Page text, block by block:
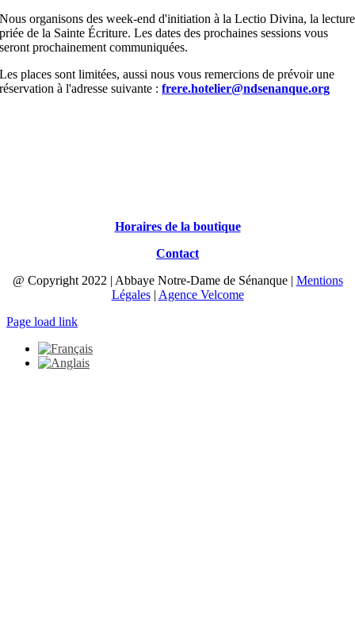
Nous organisons des week-end d'initiation à la Lectio Divina, la lecture
priée de la Sainte Écriture. Les dates des prochaines sessions vous
seront prochainement communiquées.
Les places sont limitées, aussi nous vous remercions de prévoir une
réservation à l'adresse suivante :frere.hotelier@ndsenanque.org
Horaires de la boutique
Contact
@ Copyright 2022 | Abbaye Notre-Dame de Sénanque | Mentions
Légales| Agence Velcome
Page load link